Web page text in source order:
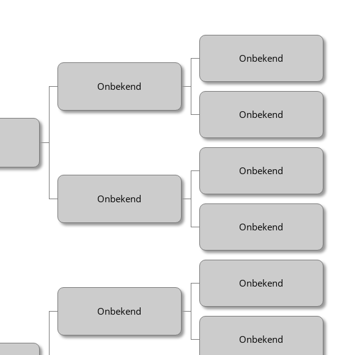
Onbekend
Onbekend
Onbekend
Onbekend
Onbekend
Onbekend
Onbekend
Onbekend
Onbekend